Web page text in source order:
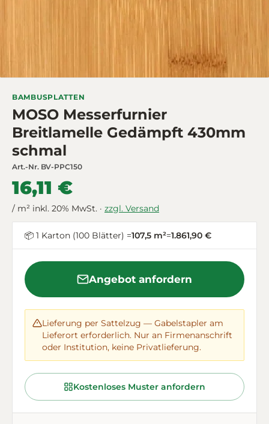
BAMBUSPLATTEN
MOSO Messerfurnier
Breitlamelle Gedämpft 430mm
schmal
Art.-Nr. BV-PPC150
16,11 €
/ m² inkl. 20% MwSt. · zzgl. Versand
📦 1 Karton (100 Blätter) =107,5 m²=1.861,90 €
Angebot anfordern
Lieferung per Sattelzug — Gabelstapler am
Lieferort erforderlich. Nur an Firmenanschrift
oder Institution, keine Privatlieferung.
Kostenloses Muster anfordern